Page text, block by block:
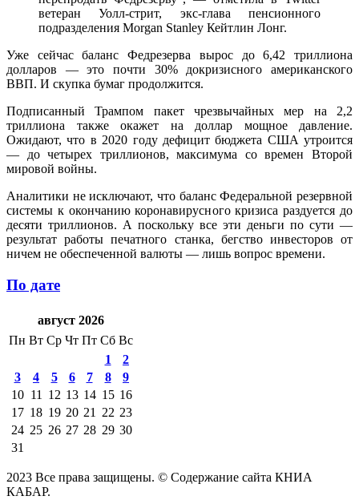
ветеран Уолл-стрит, экс-глава пенсионного
подразделения Morgan Stanley Кейтлин Лонг.
Уже сейчас баланс Федрезерва вырос до 6,42 триллиона
долларов — это почти 30% докризисного американского
ВВП. И скупка бумаг продолжится.
Подписанный Трампом пакет чрезвычайных мер на 2,2
триллиона также окажет на доллар мощное давление.
Ожидают, что в 2020 году дефицит бюджета США утроится
— до четырех триллионов, максимума со времен Второй
мировой войны.
Аналитики не исключают, что баланс Федеральной резервной
системы к окончанию коронавирусного кризиса раздуется до
десяти триллионов. А поскольку все эти деньги по сути —
результат работы печатного станка, бегство инвесторов от
ничем не обеспеченной валюты — лишь вопрос времени.
По дате
август 2026
Пн Вт Ср Чт Пт Сб Вс
1
2
3
4 5 6 7 8
9
10 11 12 13 14 15 16
17 18 19 20 21 22 23
24 25 26 27 28 29 30
31
2023 Все права защищены. © Содержание сайта КНИА
КАБАР.